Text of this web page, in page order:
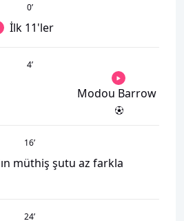
0’
İlk 11'ler
4’
Modou Barrow
16’
müthiş şutu az farkla
24’